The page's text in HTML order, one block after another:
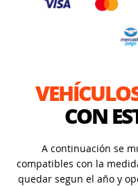
CON
A continuación se
compatibles con la
quedar segun el año y